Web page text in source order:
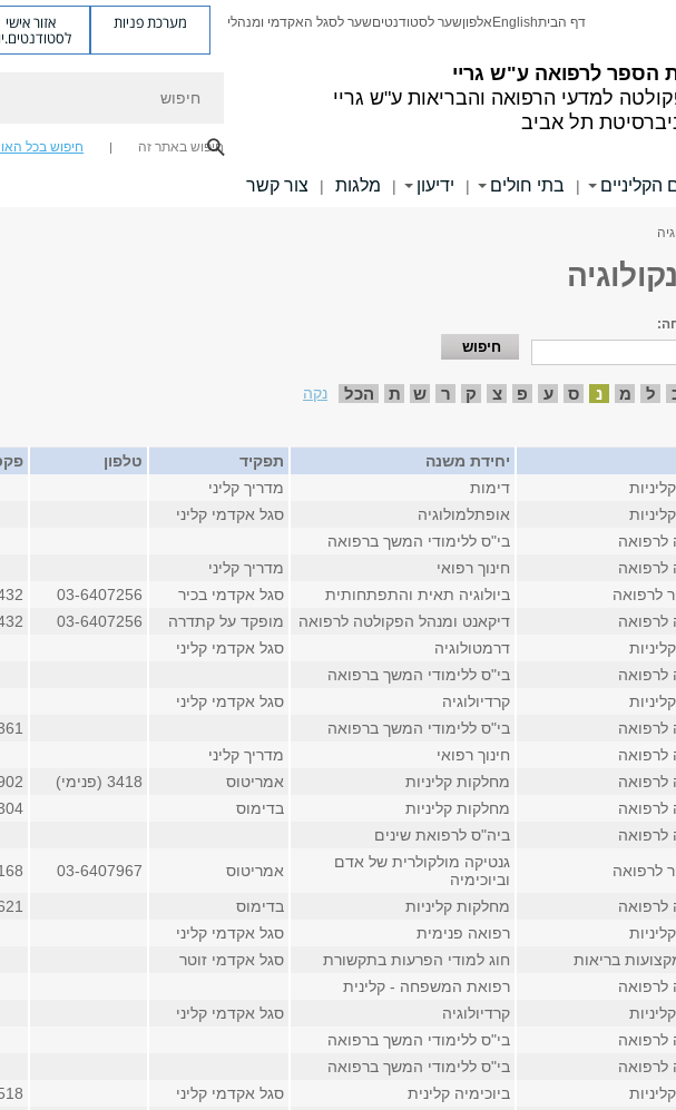
הספר לרפואה ע"ש גריי
למדעי הרפואה והבריאות ע"ש גריי
תל אביב
דף הביתEnglish אלפוןשער לסטודנטיםשער לסגל האקדמי ומנהלי מערכת פניות אזור אישי
חיפוש באתר זה חיפוש בכל
הקליניים | בתי חולים | ידיעון | מלגות | צור קשר
ל מ נ ס ע פ צ ק ר ש ת הכל
נקה
יחידת משנה תפקיד טלפון
דימות
מדריך קליני
אופתלמולוגיה
סגל אקדמי קליני
לרפואה
בי"ס ללימודי המשך ברפואה
לרפואה חינוך רפואי
מדריך קליני
לרפואה ביולוגיה תאית והתפתחותית סגל אקדמי בכיר 03-6407256
לרפואה
דיקאנט ומנהל הפקולטה לרפואה מופקד על קתדרה 03-6407256
דרמטולוגיה
סגל אקדמי קליני
לרפואה
בי"ס ללימודי המשך ברפואה
קרדיולוגיה
סגל אקדמי קליני
לרפואה בי"ס ללימודי המשך ברפואה
לרפואה חינוך רפואי
מדריך קליני
לרפואה מחלקות קליניות אמריטוס 3418 (פנימי)
לרפואה מחלקות קליניות בדימוס
לרפואה
ביה"ס לרפואת שינים
לרפואה
גנטיקה מולקולרית של אדם
וביוכימיה
אמריטוס 03-6407967
לרפואה מחלקות קליניות בדימוס
רפואה פנימית
סגל אקדמי קליני
בריאות חוג למודי הפרעות בתקשורת
סגל אקדמי זוטר
לרפואה
רפואת המשפחה - קלינית
קרדיולוגיה
סגל אקדמי קליני
לרפואה
בי"ס ללימודי המשך ברפואה
לרפואה
בי"ס ללימודי המשך ברפואה
ביוכימיה קלינית סגל אקדמי קליני